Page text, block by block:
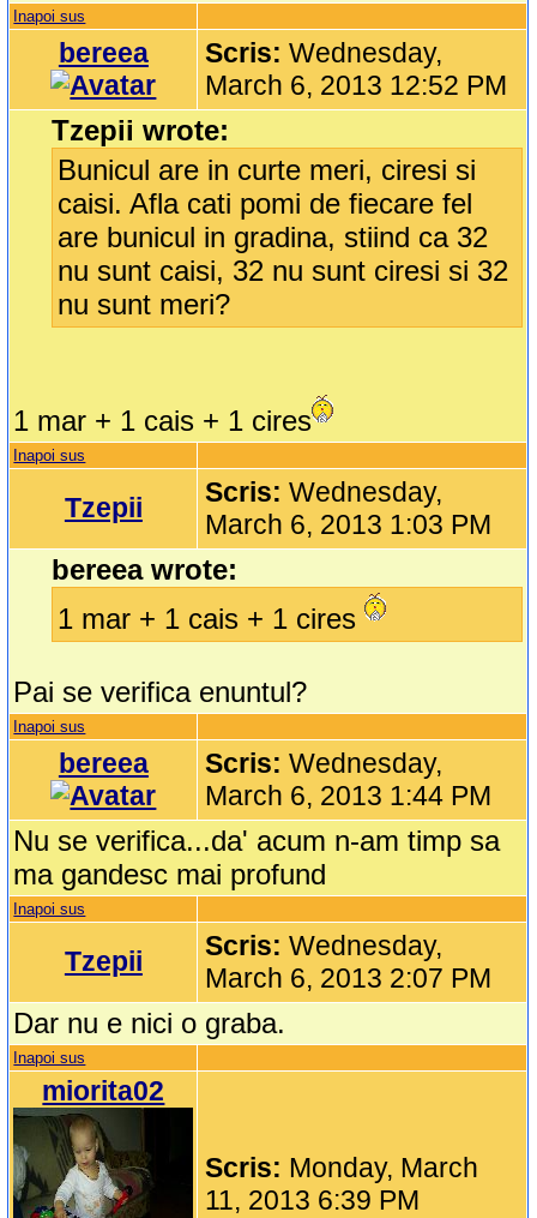
Inapoi sus
bereea Scris:Wednesday,
March 6, 2013 12:52 PM
Tzepii wrote:
Bunicul are in curte meri, ciresi si
caisi. Afla cati pomi de fiecare fel
are bunicul in gradina, stiind ca 32
nu sunt caisi, 32 nu sunt ciresi si 32
nu sunt meri?
1 mar + 1 cais + 1 cires
Inapoi sus
Tzepii Scris:Wednesday,
March 6, 2013 1:03 PM
bereea wrote:
1 mar + 1 cais + 1 cires
Pai se verifica enuntul?
Inapoi sus
bereea Scris:Wednesday,
March 6, 2013 1:44 PM
Nu se verifica...da' acum n-am timp sa
ma gandesc mai profund
Inapoi sus
Tzepii Scris:Wednesday,
March 6, 2013 2:07 PM
Dar nu e nici o graba.
Inapoi sus
miorita02
Scris: Monday, March
11, 2013 6:39 PM